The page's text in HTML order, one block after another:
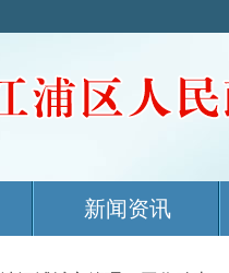
新闻资讯